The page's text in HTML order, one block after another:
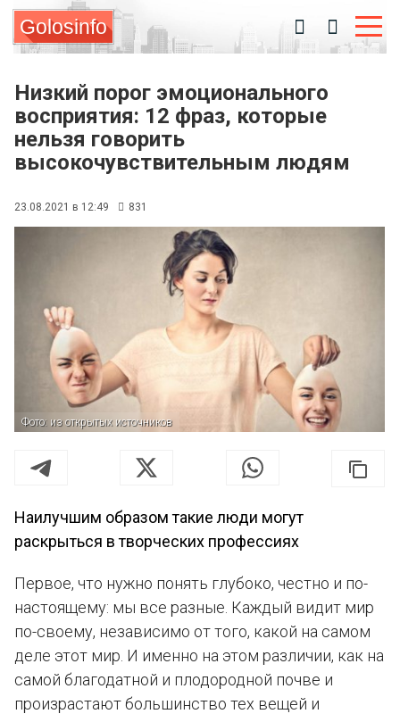
Golosinfo
Низкий порог эмоционального
восприятия: 12 фраз, которые
нельзя говорить
высокочувствительным людям
23.08.2021 в 12:49 831
Фото: из открытых источников
Наилучшим образом такие люди могут
раскрыться в творческих профессиях
Первое, что нужно понять глубоко, честно и по-
настоящему: мы все разные. Каждый видит мир
по-своему, независимо от того, какой на самом
деле этот мир. И именно на этом различии, как на
самой благодатной и плодородной почве и
произрастают большинство тех вещей и